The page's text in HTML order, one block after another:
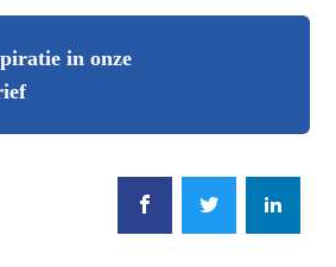
in onze